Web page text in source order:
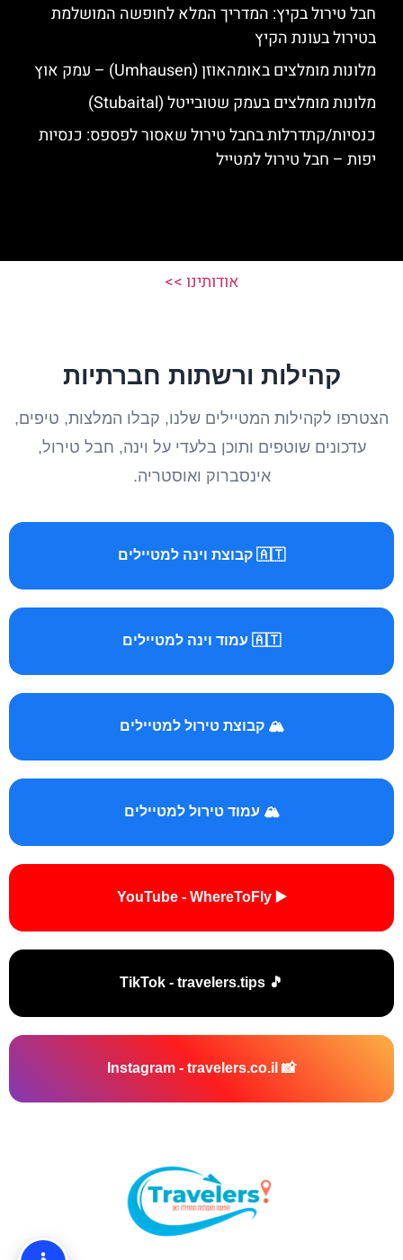
חבל טירול בקיץ: המדריך המלא לחופשה המושלמת
בטירול בעונת הקיץ
מלונות מומלצים באומהאוזן (Umhausen) – עמק אוץ
מלונות מומלצים בעמק שטובייטל (Stubaital)
כנסיות/קתדרלות בחבל טירול שאסור לפספס: כנסיות
יפות – חבל טירול למטייל
אודותינו >>
קהילות ורשתות חברתיות
הצטרפו לקהילות המטיילים שלנו, קבלו המלצות, טיפים,
עדכונים שוטפים ותוכן בלעדי על וינה, חבל טירול,
אינסברוק ואוסטריה.
🇦🇹 קבוצת וינה למטיילים
🇦🇹 עמוד וינה למטיילים
🏔️ קבוצת טירול למטיילים
🏔️ עמוד טירול למטיילים
▶️ YouTube - WhereToFly
🎵 TikTok - travelers.tips
📸 Instagram - travelers.co.il